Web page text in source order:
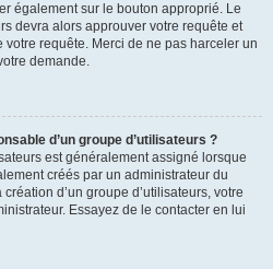
également sur le bouton approprié. Le
devra alors approuver votre requête et
requête. Merci de ne pas harceler un
demande.
d’un groupe d’utilisateurs ?
est généralement assigné lorsque
créés par un administrateur du
d’un groupe d’utilisateurs, votre
Essayez de le contacter en lui